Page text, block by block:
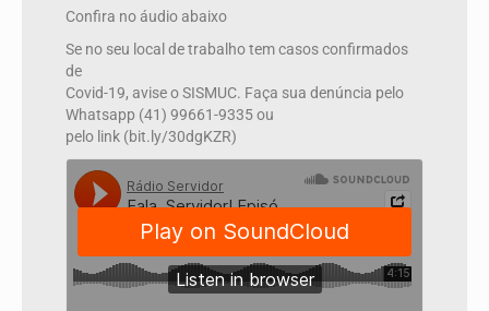
Confira no áudio abaixo
Se no seu local de trabalho tem casos confirmados
de
Covid-19, avise o SISMUC. Faça sua denúncia pelo
Whatsapp (41) 99661-9335 ou
pelo link (bit.ly/30dgKZR)